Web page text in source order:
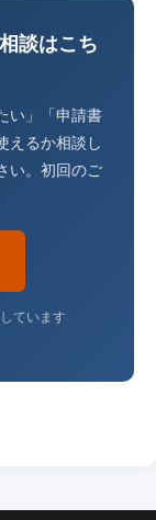
談はこち
い」「申請書
えるか相談し
い。初回のご
ています